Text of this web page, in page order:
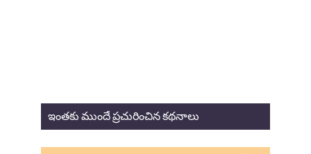
ఇంతకు ముందే ప్రచురించిన కథనాలు